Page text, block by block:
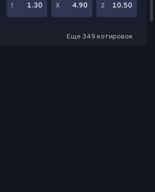
1 1.30 Х 4.90 2 10.50
Еще 349 котировок